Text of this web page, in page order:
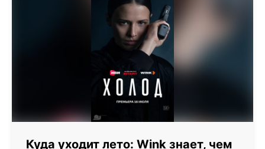
Куда уходит лето: Wink знает, чем